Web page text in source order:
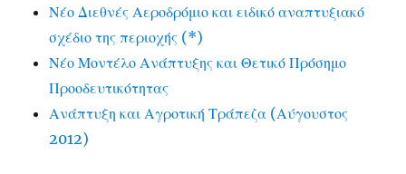
Νέο Διεθνές Αεροδρόμιο και ειδικό αναπτυξιακό
σχέδιο της περιοχής (*)
Νέο Μοντέλο Ανάπτυξης και Θετικό Πρόσημο
Προοδευτικότητας
Ανάπτυξη και Αγροτική Τράπεζα (Αύγουστος
2012)